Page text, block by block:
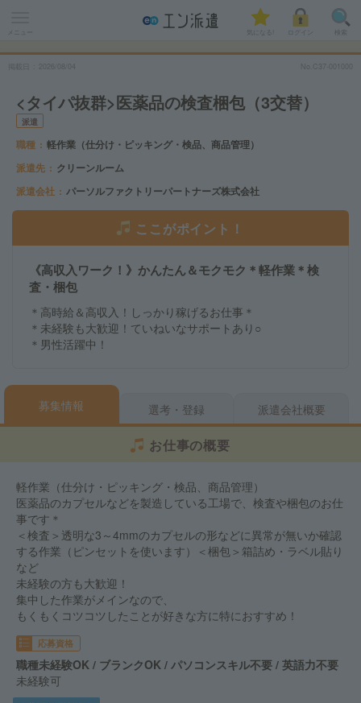
メニュー 気になる! 検索
04 No.C37-001000
<タイパ抜群>医薬品の検査梱包（3交替）
派遣
職種
軽作業（仕分け・ピッキング・検品、商品管理）
派遣先
クリーンルーム
派遣会社
パーソルファクトリーパートナーズ株式会社
ここがポイント！
《高収入ワーク！》かんたん＆モクモク＊軽作業＊検
査・梱包
＊高時給＆高収入！しっかり稼げるお仕事＊
＊未経験も大歓迎！ていねいなサポートあり○
＊男性活躍中！
募集情報 選考・登録 派遣会社概要
お仕事の概要
軽作業（仕分け・ピッキング・検品、商品管理）
医薬品のカプセルなどを製造している工場で、検査や梱包のお仕
事です＊
＜検査＞透明な3～4mmのカプセルの形などに異常が無いか確認
する作業（ピンセットを使います）＜梱包＞箱詰め・ラベル貼り
など
未経験の方も大歓迎！
集中した作業がメインなので、
もくもくコツコツしたことが好きな方に特におすすめ！
応募資格
職種未経験OK / ブランクOK / パソコンスキル不要 / 英語力不要
未経験可